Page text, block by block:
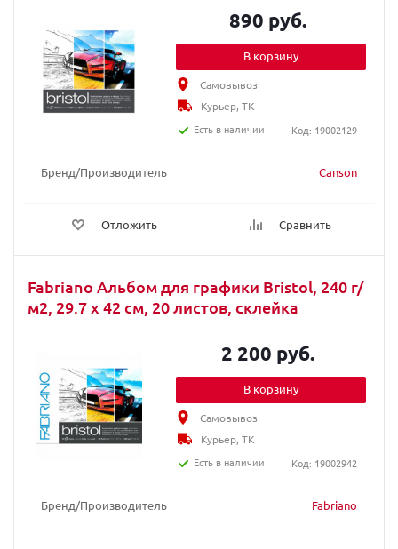
Бренд/Производитель Canson
Отложить Сравнить
890 руб.
В корзину
Самовывоз
Курьер, ТК
Есть в наличии
Код: 19002129
Fabriano Альбом для графики Bristol, 240 г/
м2, 29.7 x 42 см, 20 листов, склейка
Бренд/Производитель Fabriano
2 200 руб.
В корзину
Самовывоз
Курьер, ТК
Есть в наличии
Код: 19002942